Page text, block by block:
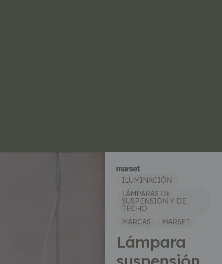
ILUMINACIÓN
LÁMPARAS DE
SUSPENSIÓN Y DE
TECHO
MARCAS
MARSET
Lámpara